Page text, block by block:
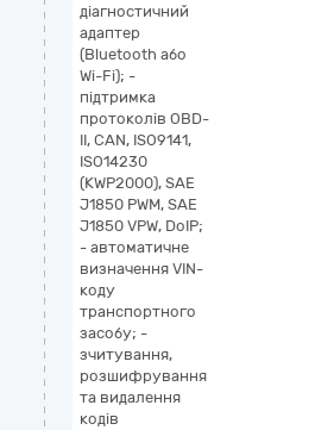
діагностичний
адаптер
(Bluetooth або
Wi-Fi); -
підтримка
протоколів OBD-
II, CAN, ISO9141,
ISO14230
(KWP2000), SAE
J1850 PWM, SAE
J1850 VPW, DoIP;
- автоматичне
визначення VIN-
коду
транспортного
засобу; -
зчитування,
розшифрування
та видалення
кодів